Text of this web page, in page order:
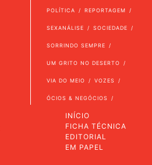
POLÍTICA REPORTAGEM
SEXANÁLISE SOCIEDADE
SORRINDO SEMPRE
UM GRITO NO DESERTO
VIA DO MEIO VOZES
ÓCIOS & NEGÓCIOS
INÍCIO
FICHA TÉCNICA
EDITORIAL
EM PAPEL